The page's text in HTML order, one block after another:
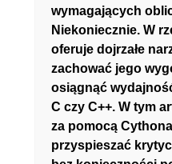
wymagających
Niekoniecznie. W
oferuje dojrzałe
zachować jego
osiągnąć
C czy C++. W tym
za pomocą
przyspieszać